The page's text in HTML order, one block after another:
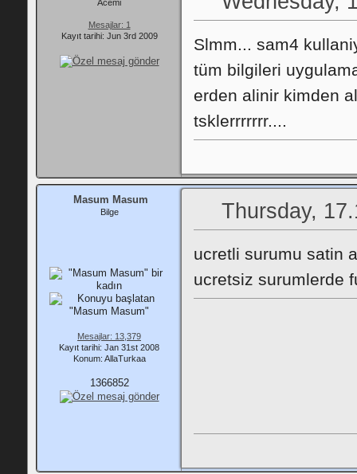
Acemi
Mesajlar: 1
Kayıt tarihi: Jun 3rd 2009
Slmm... sam4
tüm bilgileri
erden alinir kimden
tsklerrrrrrr....
Masum Masum
Bilge
Mesajlar: 13,379
Kayıt tarihi: Jan 31st 2008
Konum: AllaTurkaa
1366852
Thursday,
ucretli surumu satin
ucretsiz surumlerde